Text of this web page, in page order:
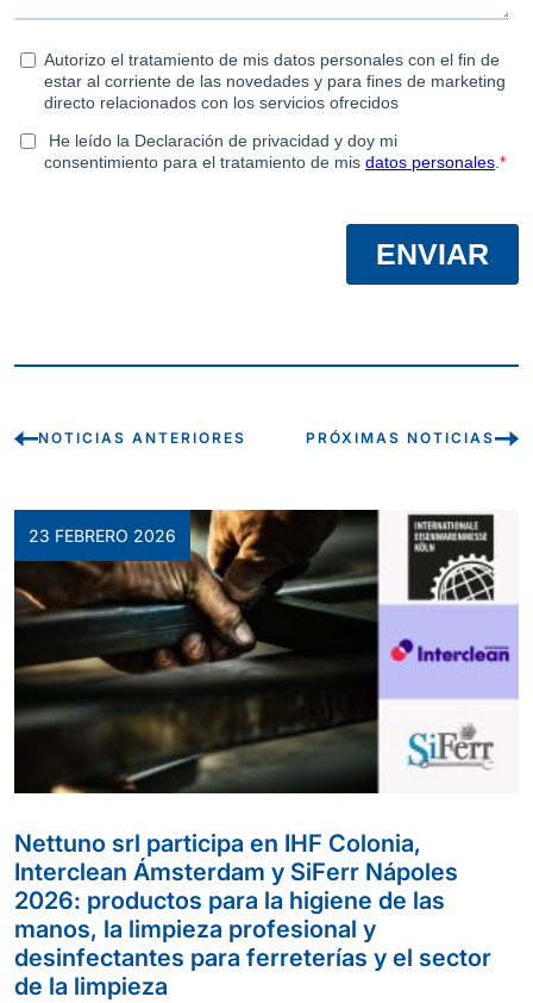
NOTICIAS ANTERIORES PRÓXIMAS NOTICIAS
23 FEBRERO 2026
Nettuno srl participa en IHF Colonia,
Interclean Ámsterdam y SiFerr Nápoles
2026: productos para la higiene de las
manos, la limpieza profesional y
desinfectantes para ferreterías y el sector
de la limpieza